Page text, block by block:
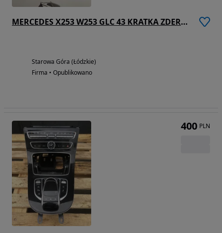
MERCEDES X253 W253 GLC 43 KRATKA ZDERZAKA CHROM MOCOWANIE AMG PRZOD PDC
Starowa Góra (Łódzkie)
Firma • Opublikowano
400 PLN